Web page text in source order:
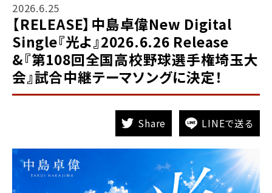
2026.6.25
【RELEASE】中島卓偉New Digital
Single『光よ』2026.6.26 Release
&『第108回全国高校野球選手権埼玉大
会』試合中継テーマソングに決定！
Share LINEで送る